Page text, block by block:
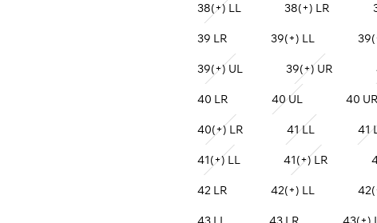
38(+) LL 38(+) LR
39 LR 39(+) LL
39(+) UL 39(+) UR
40 LR 40 UL 40 UR
40(+) LR 41 LL 41
41(+) LL 41(+) LR
42 LR 42(+) LL